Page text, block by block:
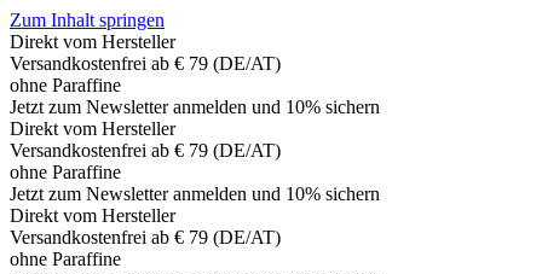
Zum Inhalt springen
Direkt vom Hersteller
Versandkostenfrei ab € 79 (DE/AT)
ohne Paraffine
Jetzt zum Newsletter anmelden und 10% sichern
Direkt vom Hersteller
Versandkostenfrei ab € 79 (DE/AT)
ohne Paraffine
Jetzt zum Newsletter anmelden und 10% sichern
Direkt vom Hersteller
Versandkostenfrei ab € 79 (DE/AT)
ohne Paraffine